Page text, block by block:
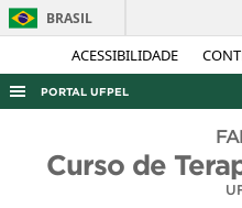
ACESSIBILIDADE
BRASIL
PORTAL UFPEL
AUDITORIA
Curso de